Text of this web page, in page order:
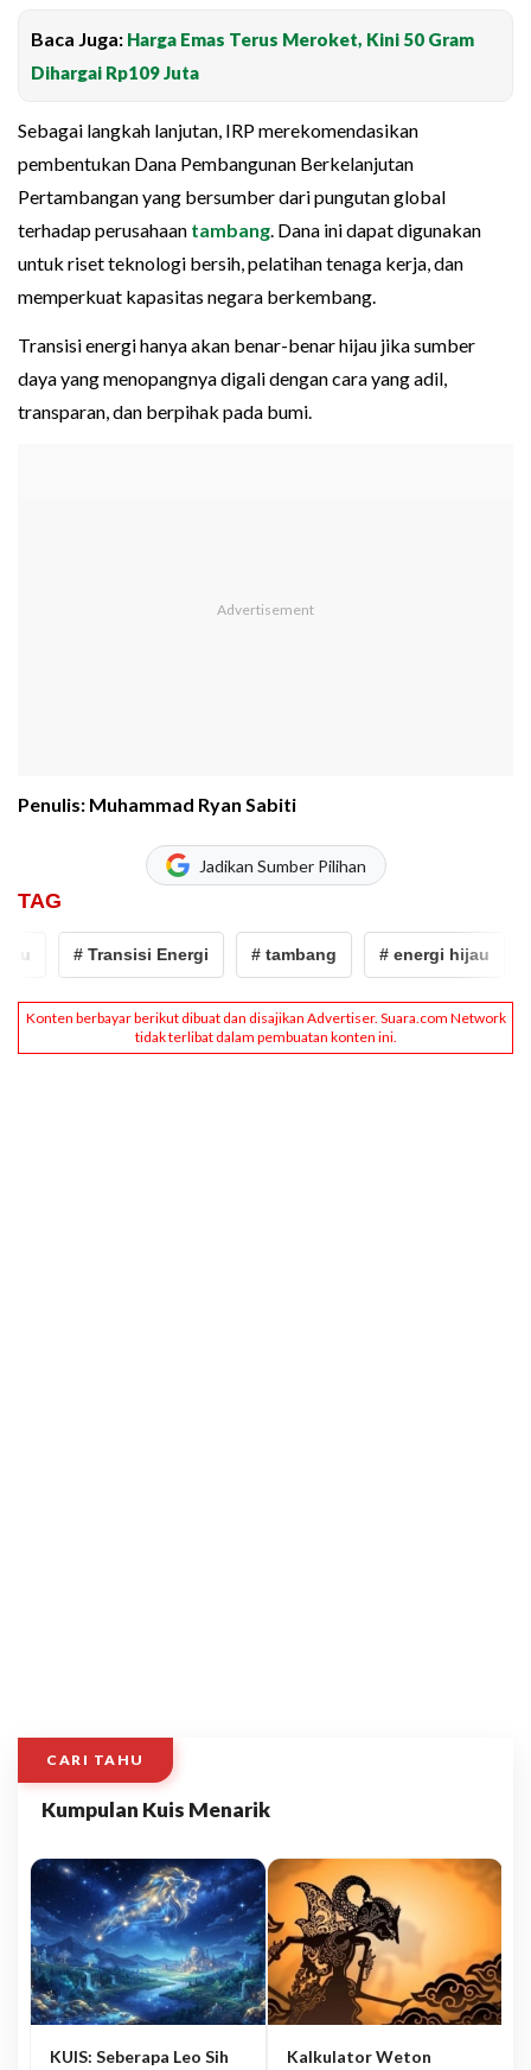
Baca Juga: Harga Emas Terus Meroket, Kini 50 Gram
Dihargai Rp109 Juta
Sebagai langkah lanjutan, IRP merekomendasikan
pembentukan Dana Pembangunan Berkelanjutan
Pertambangan yang bersumber dari pungutan global
terhadap perusahaan tambang. Dana ini dapat digunakan
untuk riset teknologi bersih, pelatihan tenaga kerja, dan
memperkuat kapasitas negara berkembang.
Transisi energi hanya akan benar-benar hijau jika sumber
daya yang menopangnya digali dengan cara yang adil,
transparan, dan berpihak pada bumi.
Penulis: Muhammad Ryan Sabiti
Jadikan Sumber Pilihan
TAG
# Transisi Energi # tambang # energi hijau
CARI TAHU
Kumpulan Kuis Menarik
KUIS: Seberapa Leo Sih
Kalkulator Weton